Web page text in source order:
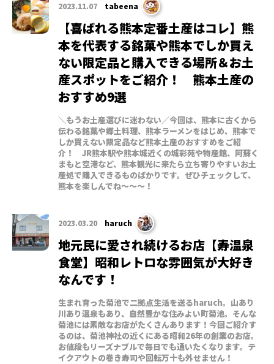
2023.11.07 tabeena
【喜ばれる熊本定番土産はコレ】熊
本を代表する銘菓や熊本でしか買え
ない限定品と購入できる場所＆お土
産スポットをご紹介！ 熊本土産の
おすすめ9選
＼もうお土産選びに迷わない／今回は、熊本に古くから
伝わる銘菓や郷土料理、熊本ラーメンをはじめ、熊本で
しか買えない限定品など熊本土産のおすすめをご紹
介！ JR熊本駅や熊本城近くの城彩苑や物産館、阿蘇く
まもと空港など、熊本観光に来たら立ち寄りやすいお土
産処で購入できるものばかりです。ぜひチェックして、
熊本を楽しんでね〜〜〜！
2023.03.20 haruch
地元民に愛され続けるお店【寿温泉
食堂】昭和レトロな雰囲気が大好き
なんです！
生まれ育った菊池で二拠点生活を送るharuch。山あり
川あり温泉もあり、自然豊かな住みよい町菊池。そんな
菊池には素敵なお店がたくさんあります！今回ご紹介す
るのは、菊池神社の近くにある昭和26年の創業のお店。
お値段もリーズナブルで毎日でも通いたくなります。テ
イクアウトの巻き寿司や回転万十も外せません！